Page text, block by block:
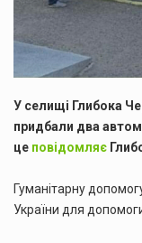
У селищі Глибока
придбали два
це повідомляє
Гуманітарну
України для